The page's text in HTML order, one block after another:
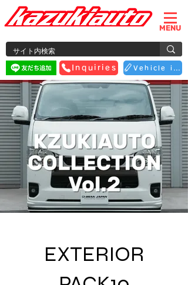
Inquiries
MENU
EXTERIOR